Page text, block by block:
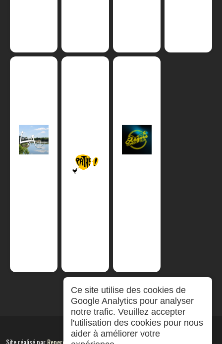
Site réalisé parRepereCom
Ce site utilise des cookies de
Google Analytics pour analyser
notre trafic. Veuillez accepter
l'utilisation des cookies pour nous
aider à améliorer votre